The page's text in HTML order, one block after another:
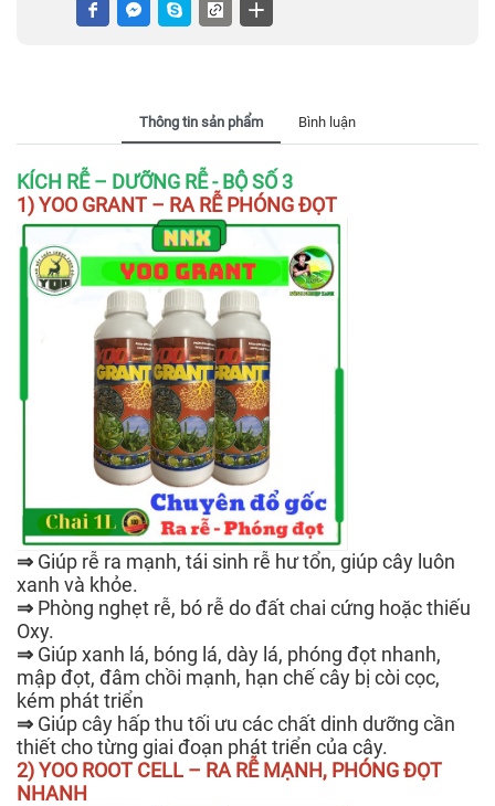
Thông tin sản phẩm Bình luận
KÍCH RỄ – DƯỠNG RỄ - BỘ SỐ 3
1) YOO GRANT – RA RỄ PHÓNG ĐỌT
⇒ Giúp rễ ra mạnh, tái sinh rễ hư tổn, giúp cây luôn
xanh và khỏe.
⇒ Phòng nghẹt rễ, bó rễ do đất chai cứng hoặc thiếu
Oxy.
⇒ Giúp xanh lá, bóng lá, dày lá, phóng đọt nhanh,
mập đọt, đâm chồi mạnh, hạn chế cây bị còi cọc,
kém phát triển
⇒ Giúp cây hấp thu tối ưu các chất dinh dưỡng cần
thiết cho từng giai đoạn phát triển của cây.
2) YOO ROOT CELL – RA RỄ MẠNH, PHÓNG ĐỌT
NHANH